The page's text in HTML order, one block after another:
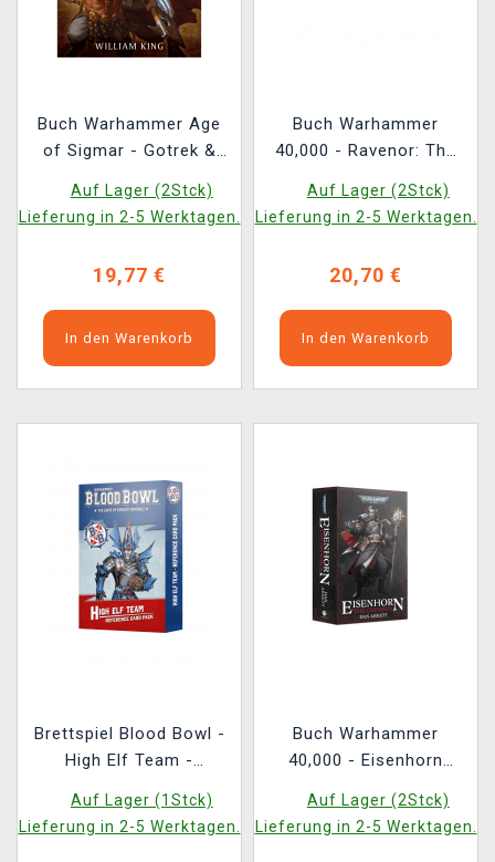
Buch Warhammer Age
of Sigmar - Gotrek &
ENG
Auf Lager (2Stck)
Lieferung in 2-5 Werktagen.
19,77 €
In den Warenkorb
Buch Warhammer
40,000 - Ravenor: The
Auf Lager (2Stck)
Lieferung in 2-5 Werktagen.
20,70 €
In den Warenkorb
Brettspiel Blood Bowl -
High Elf Team -
Auf Lager (1Stck)
Lieferung in 2-5 Werktagen.
Buch Warhammer
40,000 - Eisenhorn
Auf Lager (2Stck)
Lieferung in 2-5 Werktagen.